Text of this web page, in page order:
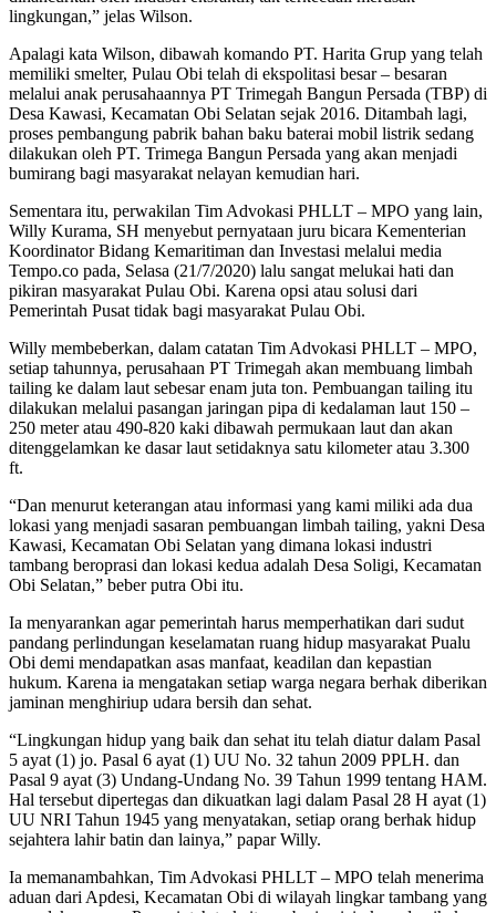
lingkungan,” jelas Wilson.
Apalagi kata Wilson, dibawah komando PT. Harita Grup yang telah
memiliki smelter, Pulau Obi telah di ekspolitasi besar – besaran
melalui anak perusahaannya PT Trimegah Bangun Persada (TBP) di
Desa Kawasi, Kecamatan Obi Selatan sejak 2016. Ditambah lagi,
proses pembangung pabrik bahan baku baterai mobil listrik sedang
dilakukan oleh PT. Trimega Bangun Persada yang akan menjadi
bumirang bagi masyarakat nelayan kemudian hari.
Sementara itu, perwakilan Tim Advokasi PHLLT – MPO yang lain,
Willy Kurama, SH menyebut pernyataan juru bicara Kementerian
Koordinator Bidang Kemaritiman dan Investasi melalui media
Tempo.co pada, Selasa (21/7/2020) lalu sangat melukai hati dan
pikiran masyarakat Pulau Obi. Karena opsi atau solusi dari
Pemerintah Pusat tidak bagi masyarakat Pulau Obi.
Willy membeberkan, dalam catatan Tim Advokasi PHLLT – MPO,
setiap tahunnya, perusahaan PT Trimegah akan membuang limbah
tailing ke dalam laut sebesar enam juta ton. Pembuangan tailing itu
dilakukan melalui pasangan jaringan pipa di kedalaman laut 150 –
250 meter atau 490-820 kaki dibawah permukaan laut dan akan
ditenggelamkan ke dasar laut setidaknya satu kilometer atau 3.300
ft.
“Dan menurut keterangan atau informasi yang kami miliki ada dua
lokasi yang menjadi sasaran pembuangan limbah tailing, yakni Desa
Kawasi, Kecamatan Obi Selatan yang dimana lokasi industri
tambang beroprasi dan lokasi kedua adalah Desa Soligi, Kecamatan
Obi Selatan,” beber putra Obi itu.
Ia menyarankan agar pemerintah harus memperhatikan dari sudut
pandang perlindungan keselamatan ruang hidup masyarakat Pualu
Obi demi mendapatkan asas manfaat, keadilan dan kepastian
hukum. Karena ia mengatakan setiap warga negara berhak diberikan
jaminan menghiriup udara bersih dan sehat.
“Lingkungan hidup yang baik dan sehat itu telah diatur dalam Pasal
5 ayat (1) jo. Pasal 6 ayat (1) UU No. 32 tahun 2009 PPLH. dan
Pasal 9 ayat (3) Undang-Undang No. 39 Tahun 1999 tentang HAM.
Hal tersebut dipertegas dan dikuatkan lagi dalam Pasal 28 H ayat (1)
UU NRI Tahun 1945 yang menyatakan, setiap orang berhak hidup
sejahtera lahir batin dan lainya,” papar Willy.
Ia memanambahkan, Tim Advokasi PHLLT – MPO telah menerima
aduan dari Apdesi, Kecamatan Obi di wilayah lingkar tambang yang